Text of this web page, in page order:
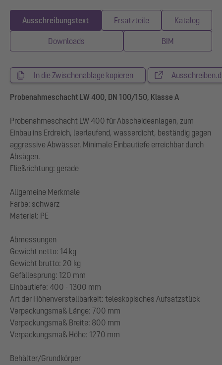
Ausschreibungstext Ersatzteile Katalog
Downloads BIM
In die Zwischenablage kopieren
Probenahmeschacht LW 400, DN 100/150, Klasse A
Probenahmeschacht LW 400 für Abscheideanlagen, zum
Einbau ins Erdreich, leerlaufend, wasserdicht, beständig gegen
aggressive Abwässer. Minimale Einbautiefe erreichbar durch
Absägen.
Fließrichtung: gerade
Allgemeine Merkmale
Farbe: schwarz
Material: PE
Abmessungen
Gewicht netto: 14 kg
Gewicht brutto: 20 kg
Gefällesprung: 120 mm
Einbautiefe: 400 - 1300 mm
Art der Höhenverstellbarkeit: teleskopisches Aufsatzstück
Verpackungsmaß Länge: 700 mm
Verpackungsmaß Breite: 800 mm
Verpackungsmaß Höhe: 1270 mm
Behälter/Grundkörper